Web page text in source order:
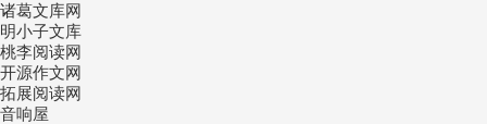
诸葛文库网
明小子文库
桃李阅读网
开源作文网
拓展阅读网
音响屋